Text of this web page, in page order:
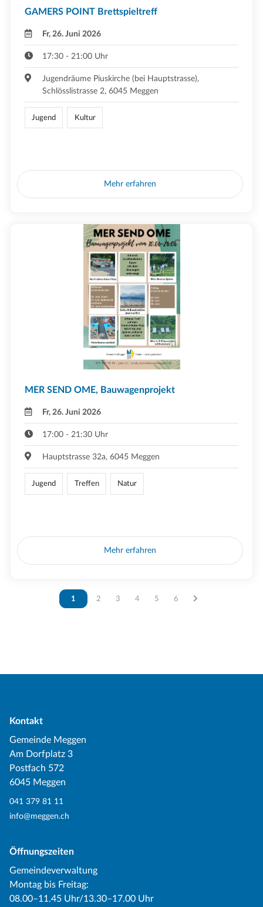
GAMERS POINT Brettspieltreff
Fr, 26. Juni 2026
17:30 - 21:00 Uhr
Jugendräume Piuskirche (bei Hauptstrasse),
Schlösslistrasse 2, 6045 Meggen
Jugend Kultur
Mehr erfahren
MER SEND OME, Bauwagenprojekt
Fr, 26. Juni 2026
17:00 - 21:30 Uhr
Hauptstrasse 32a, 6045 Meggen
Jugend Treffen Natur
Mehr erfahren
Vous êtes sur la page
1 Vous êtes sur la page
2 Vous êtes sur la page
3 Vous êtes sur la page
4 Vous êtes sur la page
5 Vous êtes sur la page
6
Kontakt
Gemeinde Meggen
Am Dorfplatz 3
Postfach 572
6045 Meggen
041 379 81 11
info@meggen.ch
Öffnungszeiten
Gemeindeverwaltung
Montag bis Freitag:
08.00–11.45 Uhr/13.30–17.00 Uhr